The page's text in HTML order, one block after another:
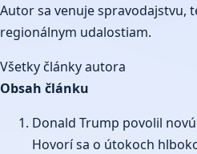
Autor sa venuje spravodajstvu,
regionálnym udalostiam.
Všetky články autora
Obsah článku
Donald Trump povolil
Hovorí sa o útokoch